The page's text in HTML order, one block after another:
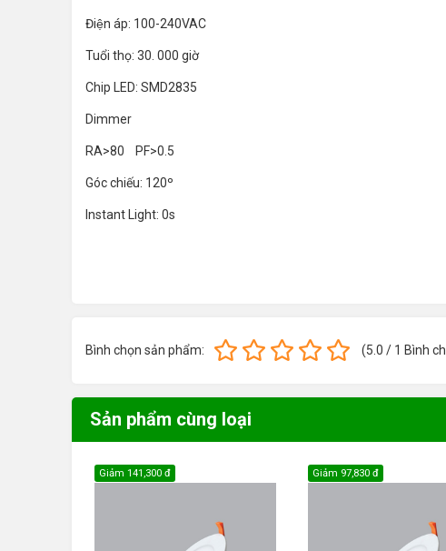
Điện áp: 100-240VAC
Tuổi thọ: 30. 000 giờ
Chip LED: SMD2835
Dimmer
RA>80 PF>0.5
Góc chiếu: 120º
Instant Light: 0s
Bình chọn sản phẩm: (5.0 / 1 Bình
Sản phẩm cùng loại
Giảm 141,300 đ Giảm 97,830 đ